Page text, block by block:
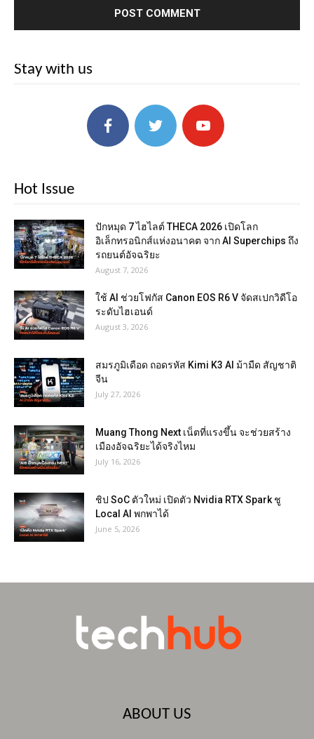
Stay with us
Hot Issue
ปักหมุด 7 ไฮไลต์ THECA 2026 เปิดโลก
อิเล็กทรอนิกส์แห่งอนาคต จาก AI Superchips ถึง
รถยนต์อัจฉริยะ
August 7, 2026
ใช้ AI ช่วยโฟกัส Canon EOS R6 V จัดสเปกวิดีโอ
ระดับไฮเอนด์
August 3, 2026
สมรภูมิเดือด ถอดรหัส Kimi K3 AI ม้ามืด สัญชาติ
จีน
July 27, 2026
Muang Thong Next เน็ตที่แรงขึ้น จะช่วยสร้าง
เมืองอัจฉริยะได้จริงไหม
July 16, 2026
ชิป SoC ตัวใหม่ เปิดตัว Nvidia RTX Spark ชู
Local AI พกพาได้
June 5, 2026
ABOUT US